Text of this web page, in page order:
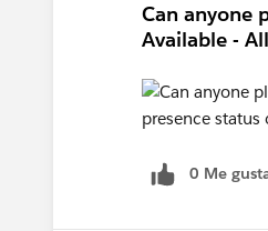
Can anyone
Available -
0 Me